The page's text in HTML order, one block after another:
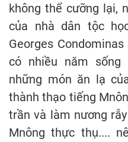
không thể cưỡng lại,
của nhà dân tộc
Georges
có nhiều năm sống
những món ăn lạ
thành thạo tiếng
trần và làm nương
Mnông thực thụ....